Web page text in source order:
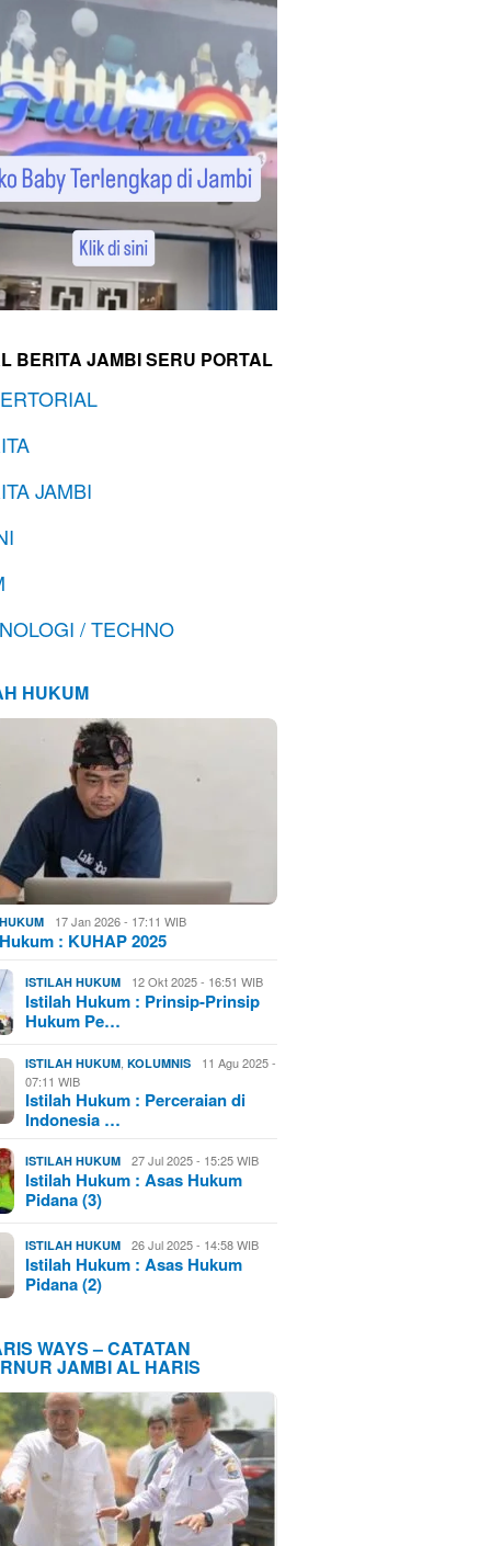
BERITA JAMBI SERU PORTAL
JAMBI
/ TECHNO
HUKUM
17 Jan 2026 - 17:11 WIB
: KUHAP 2025
ISTILAH HUKUM 12 Okt 2025 - 16:51 WIB
Istilah Hukum : Prinsip-Prinsip
Hukum Pe…
ISTILAH HUKUM ,KOLUMNIS
11 Agu 2025 -
07:11 WIB
Istilah Hukum : Perceraian di
Indonesia …
ISTILAH HUKUM 27 Jul 2025 - 15:25 WIB
Istilah Hukum : Asas Hukum
Pidana (3)
ISTILAH HUKUM 26 Jul 2025 - 14:58 WIB
Istilah Hukum : Asas Hukum
Pidana (2)
WAYS – CATATAN
JAMBI AL HARIS